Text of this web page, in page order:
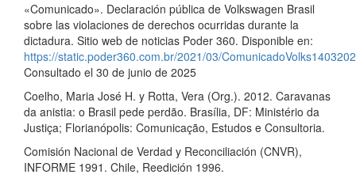
«Comunicado». Declaración pública de Volkswagen Brasil
sobre las violaciones de derechos ocurridas durante la
dictadura. Sitio web de noticias Poder 360. Disponible en:
https://static.poder360.com.br/2021/03/
Consultado el 30 de junio de 2025
Coelho, Maria José H. y Rotta, Vera (Org.). 2012. Caravanas
da anistia: o Brasil pede perdão. Brasília, DF: Ministério da
Justiça; Florianópolis: Comunicação, Estudos e Consultoria.
Comisión Nacional de Verdad y Reconciliación (CNVR),
INFORME 1991. Chile, Reedición 1996.